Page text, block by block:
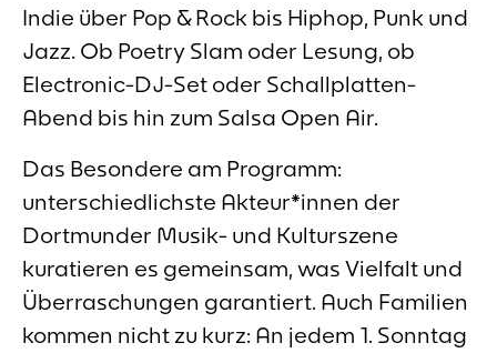
Indie über Pop & Rock bis Hiphop, Punk und
Jazz. Ob Poetry Slam oder Lesung, ob
Electronic-DJ-Set oder Schallplatten-
Abend bis hin zum Salsa Open Air.
Das Besondere am Programm:
unterschiedlichste Akteur*innen der
Dortmunder Musik- und Kulturszene
kuratieren es gemeinsam, was Vielfalt und
Überraschungen garantiert. Auch Familien
kommen nicht zu kurz: An jedem 1. Sonntag